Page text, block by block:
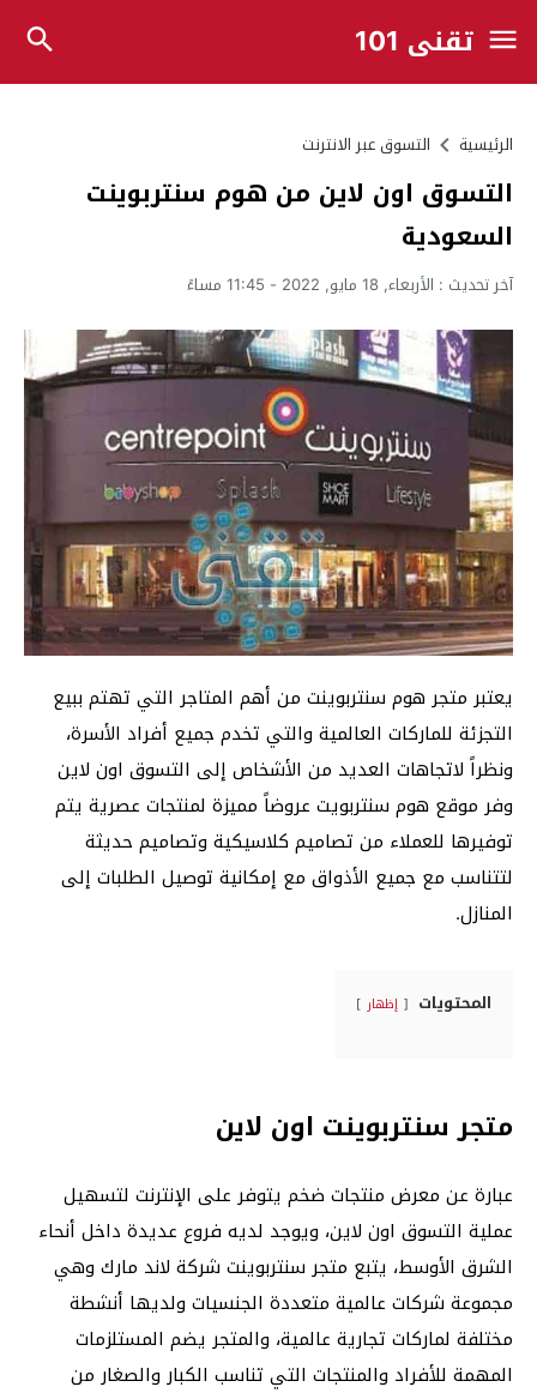
تقني 101
الرئيسية التسوق عبر الانترنت
التسوق اون لاين من هوم سنتربوينت
السعودية
آخر تحديث : الأربعاء, 18 مايو, 2022 - 11:45 مساءً
يعتبر متجر هوم سنتربوينت من أهم المتاجر التي تهتم ببيع
التجزئة للماركات العالمية والتي تخدم جميع أفراد الأسرة،
ونظراً لاتجاهات العديد من الأشخاص إلى التسوق اون لاين
وفر موقع هوم سنتربويت عروضاً مميزة لمنتجات عصرية يتم
توفيرها للعملاء من تصاميم كلاسيكية وتصاميم حديثة
لتتناسب مع جميع الأذواق مع إمكانية توصيل الطلبات إلى
المنازل.
المحتويات إظهار
متجر سنتربوينت اون لاين
عبارة عن معرض منتجات ضخم يتوفر على الإنترنت لتسهيل
عملية التسوق اون لاين، ويوجد لديه فروع عديدة داخل أنحاء
الشرق الأوسط، يتبع متجر سنتربوينت شركة لاند مارك وهي
مجموعة شركات عالمية متعددة الجنسيات ولديها أنشطة
مختلفة لماركات تجارية عالمية، والمتجر يضم المستلزمات
المهمة للأفراد والمنتجات التي تناسب الكبار والصغار من